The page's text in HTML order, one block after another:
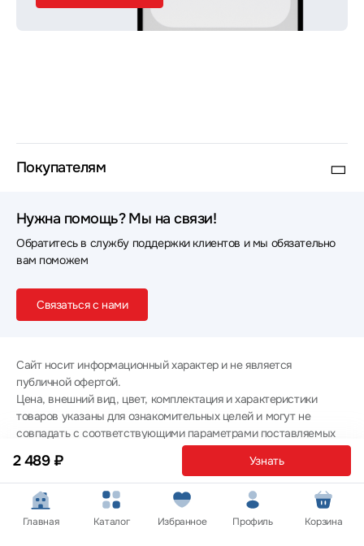
2 489 ₽ Узнать
Покупателям
Нужна помощь? Мы на связи!
Обратитесь в службу поддержки клиентов и мы обязательно
вам поможем
Связаться с нами
Сайт носит информационный характер и не является
публичной офертой.
Цена, внешний вид, цвет, комплектация и характеристики
товаров указаны для ознакомительных целей и могут не
совпадать с соответствующими параметрами поставляемых
товаров - уточняйте информацию у менеджера при
оформлении заказа.
Политика конфиденциальности
© 2012 — 2026 ООО «Эпл Тэк»
Главная Каталог Избранное Профиль Корзина